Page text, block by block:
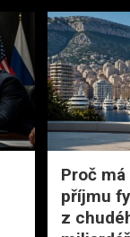
Proč
příjmu
z